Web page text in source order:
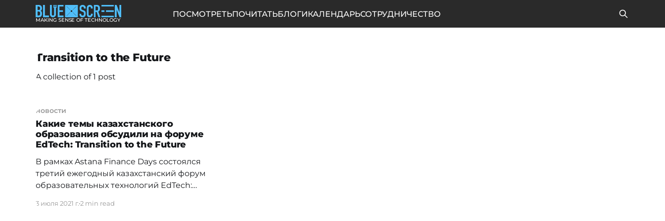
MAKING SENSE OF TECHNOLOGY
ПОСМОТРЕТЬПОЧИТАТЬБЛОГИКАЛЕНДАРЬСОТРУДНИЧЕСТВО
Transition to the Future
A collection of 1 post
новости
Какие темы казахстанского
образования обсудили на форуме
EdTech: Transition to the Future
В рамках Astana Finance Days состоялся
третий ежегодный казахстанский форум
образовательных технологий EdTech:
3 июля 2021 г.2 min read